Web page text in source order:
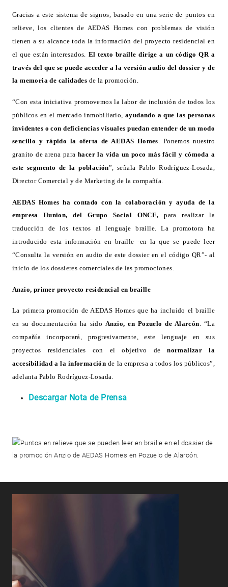
Gracias a este sistema de signos, basado en una serie de puntos en
relieve, los clientes de AEDAS Homes con problemas de visión
tienen a su alcance toda la información del proyecto residencial en
el que están interesados. El texto braille dirige a un código QR a
través del que se puede acceder a la versión audio del dossier y de
la memoria de calidades de la promoción.
“Con esta iniciativa promovemos la labor de inclusión de todos los
públicos en el mercado inmobiliario,ayudando a que las personas
invidentes o con deficiencias visuales puedan entender de un modo
sencillo y rápido la oferta de AEDAS Homes. Ponemos nuestro
granito de arena para hacer la vida un poco más fácil y cómoda a
este segmento de la población”, señala Pablo Rodríguez-Losada,
Director Comercial y de Marketing de la compañía.
AEDAS Homes ha contado con la colaboración y ayuda de la
empresa Ilunion, del Grupo Social ONCE, para realizar la
traducción de los textos al lenguaje braille. La promotora ha
introducido esta información en braille -en la que se puede leer
“Consulta la versión en audio de este dossier en el código QR”- al
inicio de los dossieres comerciales de las promociones.
Anzio, primer proyecto residencial en braille
La primera promoción de AEDAS Homes que ha incluido el braille
en su documentación ha sido Anzio, en Pozuelo de Alarcón. “La
compañía incorporará, progresivamente, este lenguaje en sus
proyectos residenciales con el objetivo denormalizar la
accesibilidad a la información de la empresa a todos los públicos”,
adelanta Pablo Rodríguez-Losada.
Descargar Nota de Prensa